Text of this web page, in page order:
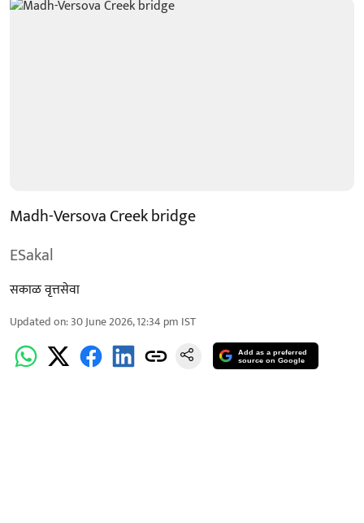
Madh-Versova Creek bridge
ESakal
सकाळ वृत्तसेवा
Updated on:30 June 2026, 12:34 pm IST
Add as a preferred
source on Google